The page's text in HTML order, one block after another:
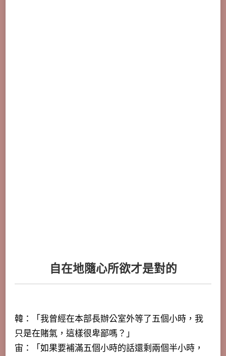
自在地隨心所欲才是對的
韓：「我曾經在本部長辦公室外等了五個小時，我
只是在賭氣，這樣很卑鄙嗎？」
宙：「如果要補滿五個小時的話還剩兩個半小時，